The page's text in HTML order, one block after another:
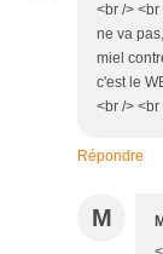
<br />
ne va
miel
c'est le
<br /> <br
Répondre
M